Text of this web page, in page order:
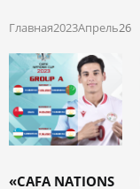
Главная2023Апрель26
«CAFA NATIONS